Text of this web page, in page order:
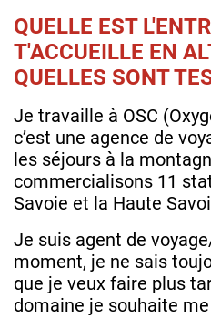
QUELLE EST
T'ACCUEILLE EN
QUELLES SONT
Je travaille à OSC
c’est une agence de
les séjours à la
commercialisons 11
Savoie et la Haute
Je suis agent de
moment, je ne sais
que je veux faire plus
domaine je souhaite